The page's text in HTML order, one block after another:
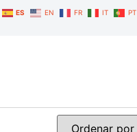
ES EN FR IT PT